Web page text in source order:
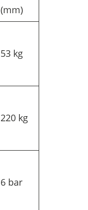
(mm)
53 kg
220 kg
6 bar